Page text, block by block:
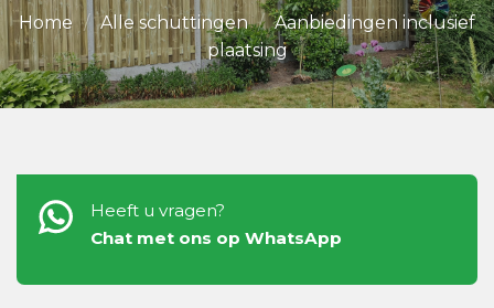
Home / Alle schuttingen / Aanbiedingen inclusief
plaatsing
Heeft u vragen?
Chat met ons op WhatsApp